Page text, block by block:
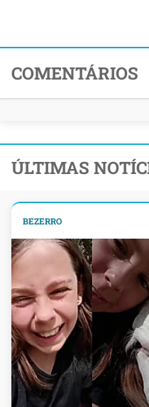
COMENTÁRIOS
ÚLTIMAS
BEZERRO